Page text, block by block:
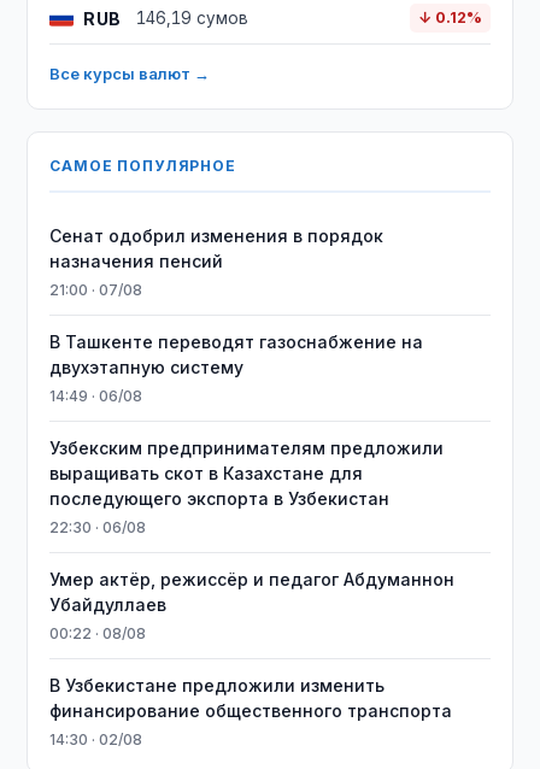
RUB 146,19 сумов ↓ 0.12%
Все курсы валют →
САМОЕ ПОПУЛЯРНОЕ
Сенат одобрил изменения в порядок
назначения пенсий
21:00 · 07/08
В Ташкенте переводят газоснабжение на
двухэтапную систему
14:49 · 06/08
Узбекским предпринимателям предложили
выращивать скот в Казахстане для
последующего экспорта в Узбекистан
22:30 · 06/08
Умер актёр, режиссёр и педагог Абдуманнон
Убайдуллаев
00:22 · 08/08
В Узбекистане предложили изменить
финансирование общественного транспорта
14:30 · 02/08